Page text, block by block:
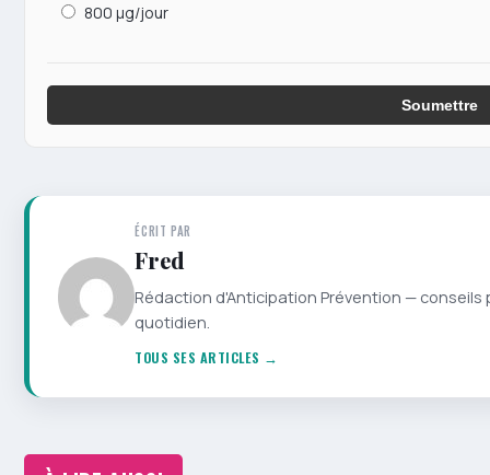
800 μg/jour
Soumettre
ÉCRIT PAR
Fred
Rédaction d'Anticipation Prévention —
quotidien.
TOUS SES ARTICLES →